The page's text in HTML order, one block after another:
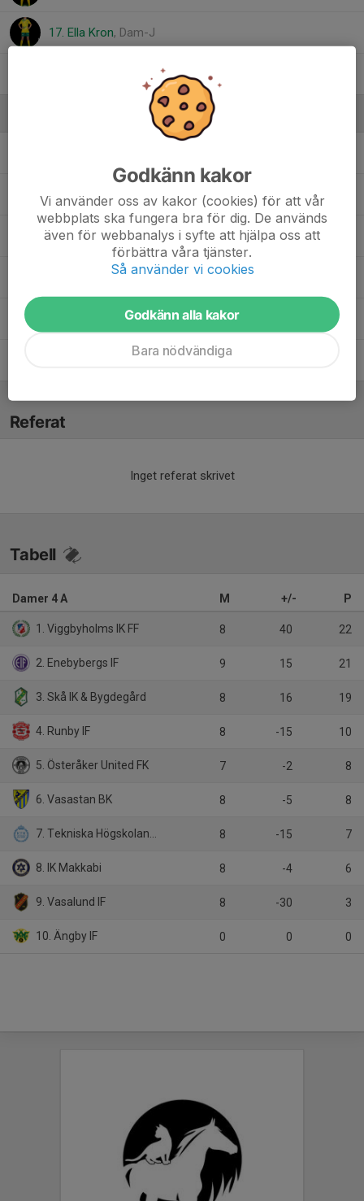
17. Ella Kron, Dam-J
Irene Johansson Materialförvaltare
Oskar LundströmAssisterande tränare
Mihai Popescu Huvudtränare
Patrik SalomonssonTränare
Marcus TallvingTränare
Referat
Inget referat skrivet
Tabell
Damer 4 A M +/- P
1. Viggbyholms IK FF 8 40 22
2. Enebybergs IF 9 15 21
3. Skå IK & Bygdegård 8 16 19
4. Runby IF 8 -15 10
5. Österåker United FK 7 -2 8
6. Vasastan BK 8 -5 8
7. Tekniska Högskolan FC 8 -15 7
8. IK Makkabi 8 -4 6
9. Vasalund IF 8 -30 3
10. Ängby IF 0 0 0
Godkänn kakor
Vi använder oss av kakor (cookies) för att vår
webbplats ska fungera bra för dig. De används
även för webbanalys i syfte att hjälpa oss att
förbättra våra tjänster.
Så använder vi cookies
Godkänn alla kakor
Bara nödvändiga